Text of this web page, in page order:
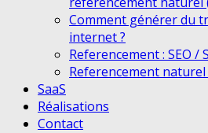
Comment générer du
internet ?
Referencement : SEO /
Referencement
SaaS
Réalisations
Contact